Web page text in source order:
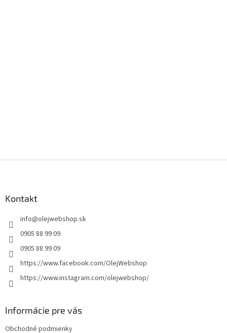
Kontakt
info@olejwebshop.sk
0905 88 99 09
0905 88 99 09
https://www.facebook.com/OlejWebshop
https://www.instagram.com/olejwebshop/
Informácie pre vás
Obchodné podmienky